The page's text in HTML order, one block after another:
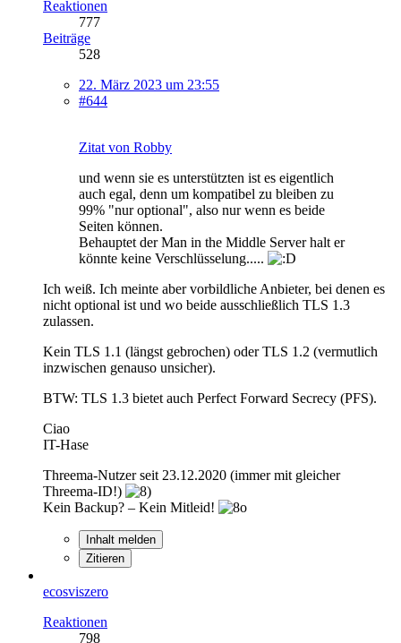
Reaktionen
777
Beiträge
528
22. März 2023 um 23:55
#644
Zitat von Robby
und wenn sie es unterstützten ist es eigentlich
auch egal, denn um kompatibel zu bleiben zu
99% "nur optional", also nur wenn es beide
Seiten können.
Behauptet der Man in the Middle Server halt er
könnte keine Verschlüsselung.....
Ich weiß. Ich meinte aber vorbildliche Anbieter, bei denen es
nicht optional ist und wo beide ausschließlich TLS 1.3
zulassen.
Kein TLS 1.1 (längst gebrochen) oder TLS 1.2 (vermutlich
inzwischen genauso unsicher).
BTW: TLS 1.3 bietet auch Perfect Forward Secrecy (PFS).
Ciao
IT-Hase
Threema-Nutzer seit 23.12.2020 (immer mit gleicher
Threema-ID!)
Kein Backup? – Kein Mitleid!
Inhalt melden
Zitieren
ecosviszero
Reaktionen
798